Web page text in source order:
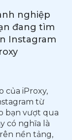
nghiệp
đang tìm
Instagram
của iProxy,
từ
bạn vượt qua
có nghĩa là
nền tảng,